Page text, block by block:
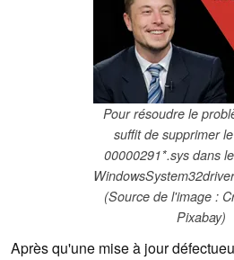
Pour résoudre le
suffit de supprimer
00000291*.sys dans
(Source de l'image :
Pixabay)
Après qu'une mise à jour